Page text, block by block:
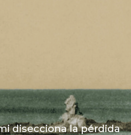
disecciona la pérdida